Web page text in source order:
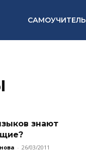
САМОУЧИТЕЛЬ
знают
- 26/03/2011